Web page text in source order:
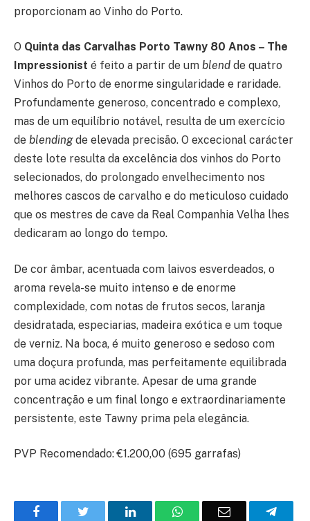
proporcionam ao Vinho do Porto.
O Quinta das Carvalhas Porto Tawny 80 Anos – The
Impressionist é feito a partir de um blend de quatro
Vinhos do Porto de enorme singularidade e raridade.
Profundamente generoso, concentrado e complexo,
mas de um equilíbrio notável, resulta de um exercício
de blendingde elevada precisão. O excecional carácter
deste lote resulta da excelência dos vinhos do Porto
selecionados, do prolongado envelhecimento nos
melhores cascos de carvalho e do meticuloso cuidado
que os mestres de cave da Real Companhia Velha lhes
dedicaram ao longo do tempo.
De cor âmbar, acentuada com laivos esverdeados, o
aroma revela-se muito intenso e de enorme
complexidade, com notas de frutos secos, laranja
desidratada, especiarias, madeira exótica e um toque
de verniz. Na boca, é muito generoso e sedoso com
uma doçura profunda, mas perfeitamente equilibrada
por uma acidez vibrante. Apesar de uma grande
concentração e um final longo e extraordinariamente
persistente, este Tawny prima pela elegância.
PVP Recomendado: €1.200,00 (695 garrafas)
FacebookTwitter
O
WhatsAppE-